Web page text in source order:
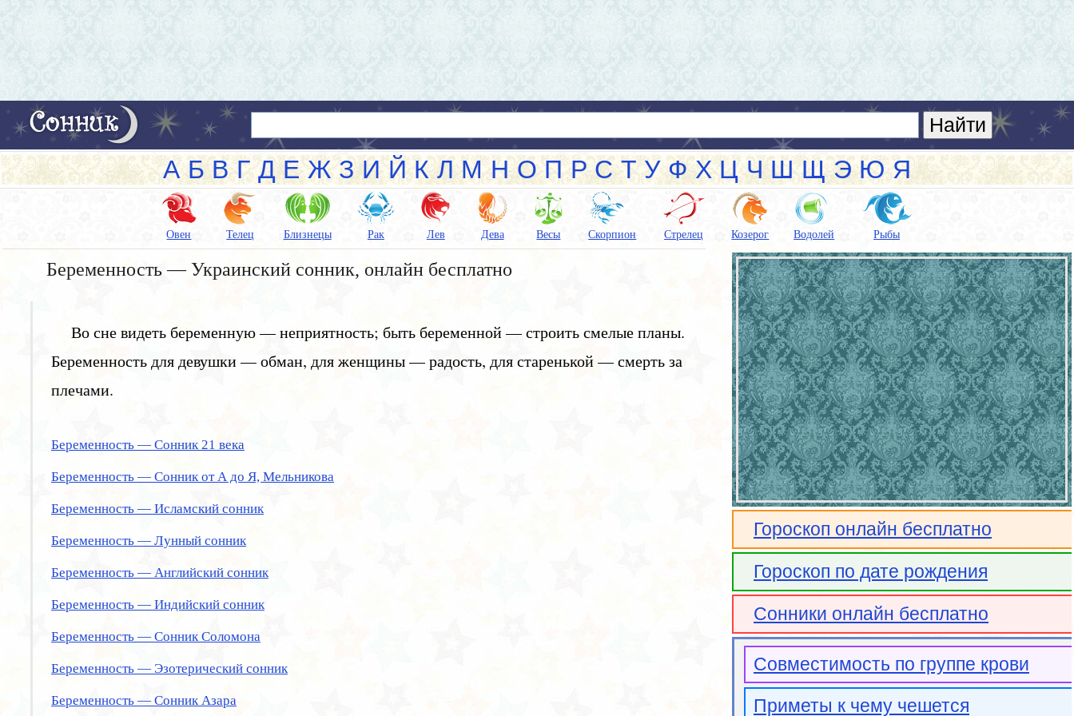
А Б В Г Д Е Ж З И Й К Л М Н О П Р С Т У Ф Х Ц Ч Ш Щ Э Ю Я
Овен Телец Близнецы Рак Лев Дева Весы Скорпион Стрелец Козерог Водолей Рыбы
Беременность — Украинский сонник, онлайн бесплатно
Во сне видеть беременную — неприятность; быть беременной — строить смелые планы.
Беременность для девушки — обман, для женщины — радость, для старенькой — смерть за
плечами.
Беременность — Сонник 21 века
Беременность — Сонник от А до Я, Мельникова
Беременность — Исламский сонник
Беременность — Лунный сонник
Беременность — Английский сонник
Беременность — Индийский сонник
Беременность — Сонник Соломона
Беременность — Эзотерический сонник
Беременность — Сонник Азара
Гороскоп онлайн бесплатно
Гороскоп по дате рождения
Сонники онлайн бесплатно
Совместимость по группе крови
Приметы к чему чешется